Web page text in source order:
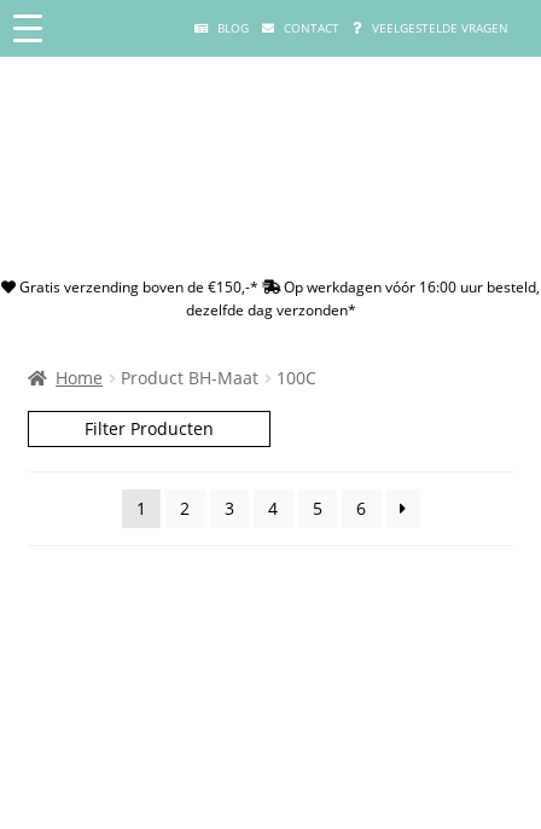
BLOG CONTACT VEELGESTELDE VRAGEN
Gratis verzending boven de €150,-*
Op werkdagen vóór 16:00 uur besteld,
dezelfde dag verzonden*
Home Product BH-Maat 100C
Filter Producten
1 2 3 4 5 6